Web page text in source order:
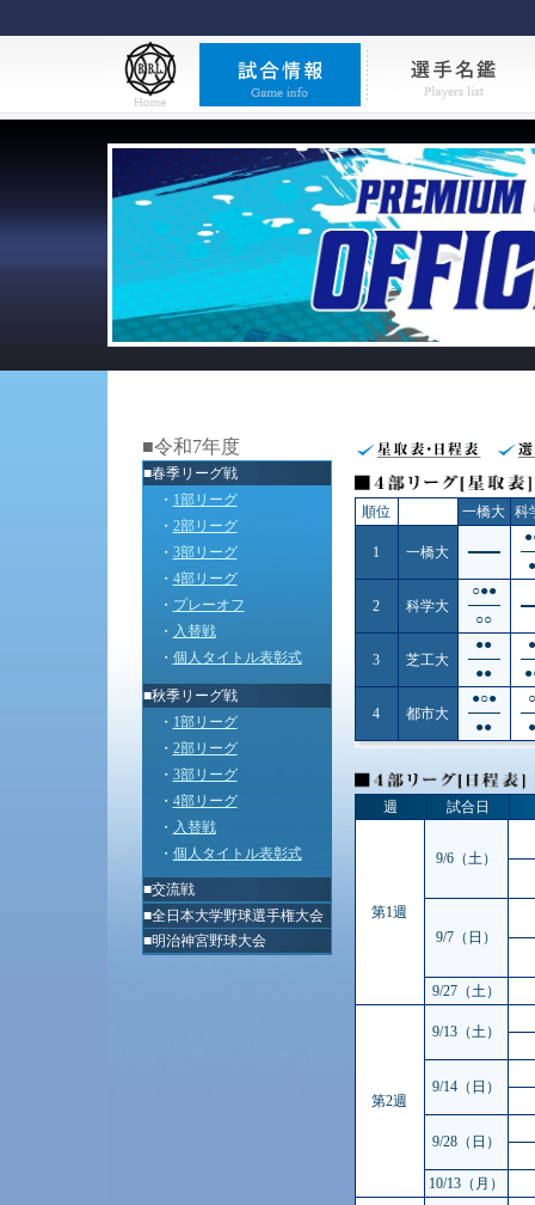
■令和7年度
■春季リーグ戦
・ 1部リーグ
・ 2部リーグ
・ 3部リーグ
・ 4部リーグ
・ プレーオフ
・ 入替戦
・ 個人タイトル表彰式
■秋季リーグ戦
・ 1部リーグ
・ 2部リーグ
・ 3部リーグ
・ 4部リーグ
・ 入替戦
・ 個人タイトル表彰式
■交流戦
■全日本大学野球選手権大会
■明治神宮野球大会
順位 一橋大 科
1 一橋大
2 科学大
○●●
○○
3 芝工大
●●
●●
4 都市大
●○●
●●
週 試合日
第1週
9/6（土）
9/7（日）
9/27（土）
第2週
9/13（土）
9/14（日）
9/28（日）
10/13（月）